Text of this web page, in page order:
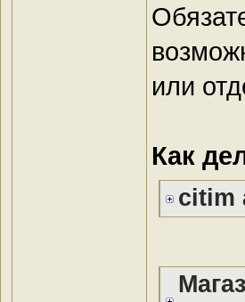
или
Как
citim